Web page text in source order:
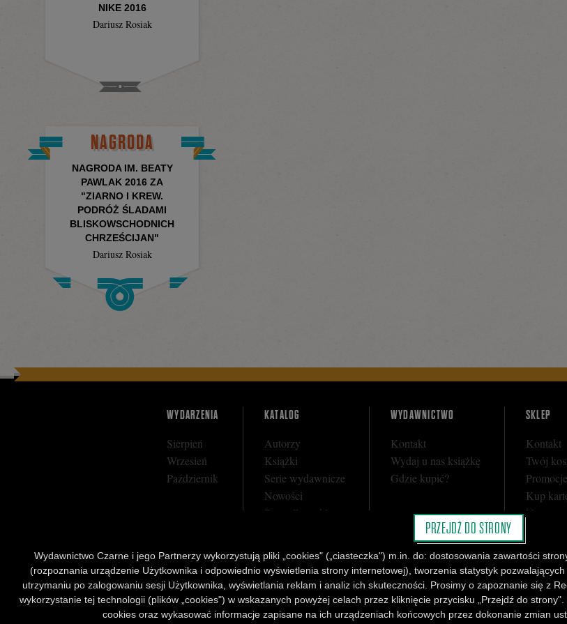
NIKE 2016
Dariusz Rosiak
NAGRODA
NAGRODA IM. BEATY
PAWLAK 2016 ZA
"ZIARNO I KREW.
PODRÓŻ ŚLADAMI
BLISKOWSCHODNICH
CHRZEŚCIJAN"
Dariusz Rosiak
WYDARZENIA
Sierpień
Wrzesień
Październik
KATALOG
Autorzy
Książki
Serie wydawnicze
Nowości
Bestsellery sklepu
WYDAWNICTWO
Kontakt
Wydaj u nas książkę
Gdzie kupić?
SKLEP
Kontakt
Twój
Promocje
Kup
Nota
Polityka
PRZEJDŹ DO STRONY
Wydawnictwo Czarne i jego Partnerzy wykorzystują pliki „cookies" („ciasteczka") m.in. do: dostosowania zawartości
(rozpoznania urządzenie Użytkownika i odpowiednio wyświetlenia strony internetowej), tworzenia statystyk
utrzymaniu po zalogowaniu sesji Użytkownika, wyświetlania reklam i analiz ich skuteczności. Prosimy o zapoznanie się z
wykorzystanie tej technologii (plików „cookies") w wskazanych powyżej celach przez kliknięcie przycisku „Przejdź do
cookies oraz wykasować informacje zapisane na ich urządzeniach końcowych przez dokonanie zmian